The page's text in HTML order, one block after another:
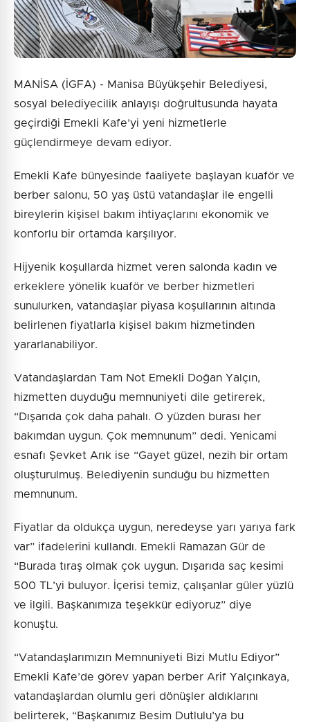
MANİSA (İGFA) - Manisa Büyükşehir Belediyesi,
sosyal belediyecilik anlayışı doğrultusunda hayata
geçirdiği Emekli Kafe’yi yeni hizmetlerle
güçlendirmeye devam ediyor.
Emekli Kafe bünyesinde faaliyete başlayan kuaför ve
berber salonu, 50 yaş üstü vatandaşlar ile engelli
bireylerin kişisel bakım ihtiyaçlarını ekonomik ve
konforlu bir ortamda karşılıyor.
Hijyenik koşullarda hizmet veren salonda kadın ve
erkeklere yönelik kuaför ve berber hizmetleri
sunulurken, vatandaşlar piyasa koşullarının altında
belirlenen fiyatlarla kişisel bakım hizmetinden
yararlanabiliyor.
Vatandaşlardan Tam Not Emekli Doğan Yalçın,
hizmetten duyduğu memnuniyeti dile getirerek,
“Dışarıda çok daha pahalı. O yüzden burası her
bakımdan uygun. Çok memnunum” dedi. Yenicami
esnafı Şevket Arık ise “Gayet güzel, nezih bir ortam
oluşturulmuş. Belediyenin sunduğu bu hizmetten
memnunum.
Fiyatlar da oldukça uygun, neredeyse yarı yarıya fark
var” ifadelerini kullandı. Emekli Ramazan Gür de
“Burada tıraş olmak çok uygun. Dışarıda saç kesimi
500 TL’yi buluyor. İçerisi temiz, çalışanlar güler yüzlü
ve ilgili. Başkanımıza teşekkür ediyoruz” diye
konuştu.
“Vatandaşlarımızın Memnuniyeti Bizi Mutlu Ediyor”
Emekli Kafe’de görev yapan berber Arif Yalçınkaya,
vatandaşlardan olumlu geri dönüşler aldıklarını
belirterek, “Başkanımız Besim Dutlulu’ya bu